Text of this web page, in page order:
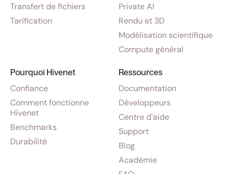
Transfert de fichiers
Tarification
Private AI
Rendu et 3D
Modélisation scientifique
Compute général
Pourquoi Hivenet
Confiance
Comment fonctionne
Hivenet
Benchmarks
Durabilité
Ressources
Documentation
Développeurs
Centre d'aide
Support
Blog
Académie